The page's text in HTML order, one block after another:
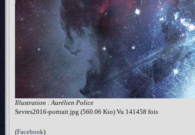
Illustration : Aurélien Police
Sevres2016-portrait.jpg (560.06 Kio) Vu 141458 fois
(Facebook)